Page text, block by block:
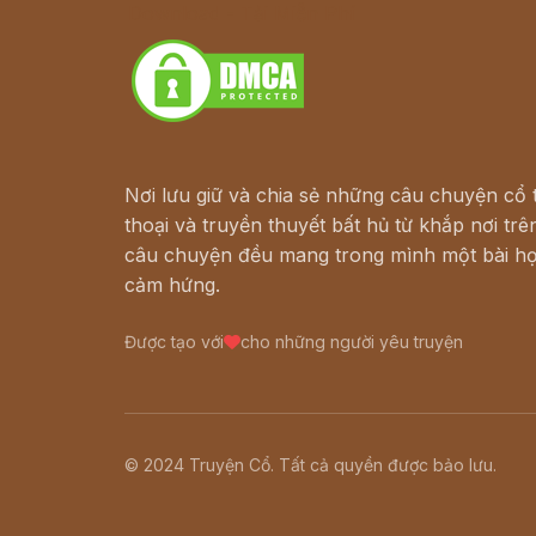
Nơi lưu giữ và chia sẻ những câu chuyện cổ
thoại và truyền thuyết bất hủ từ khắp nơi
câu chuyện đều mang trong mình một bài
cảm hứng.
Được tạo với cho những người yêu truyện
© 2024 Truyện Cổ. Tất cả quyền được bảo lưu.